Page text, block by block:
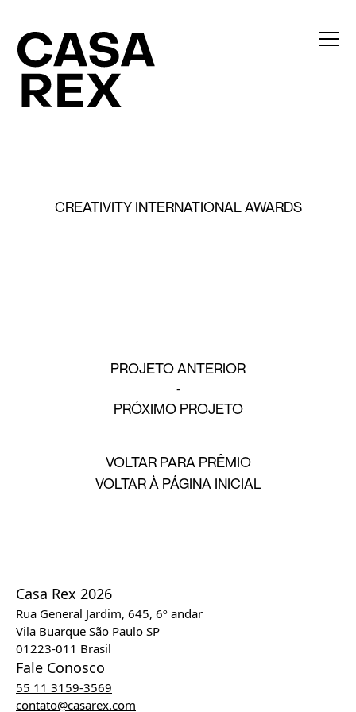
CREATIVITY INTERNATIONAL AWARDS
PROJETO ANTERIOR
PRÓXIMO PROJETO
VOLTAR PARA PRÊMIO
VOLTAR À PÁGINA INICIAL
Casa Rex 2026
Rua General Jardim, 645, 6º andar
Vila Buarque São Paulo SP
01223-011 Brasil
Fale Conosco
55 11 3159-3569
contato@casarex.com